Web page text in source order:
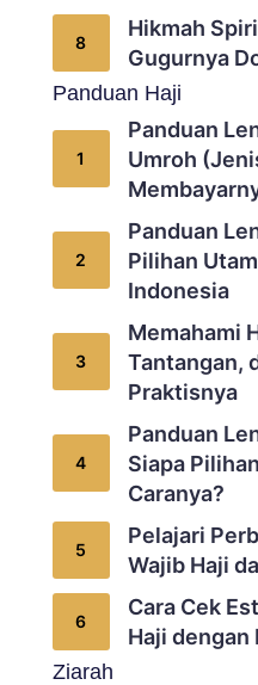
Hikmah
Gugurnya
Panduan Haji
Panduan
Umroh
Panduan
Pilihan
Indonesia
Memahami
Tantangan,
Praktisnya
Panduan
Siapa
Caranya?
Pelajari
Wajib Haji
Cara Cek
Haji dengan
Ziarah